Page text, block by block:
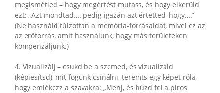
megismétled – hogy megértést mutass, és hogy elkerüld
ezt: „Azt mondtad…. pedig igazán azt értetted, hogy….”
(Ne használd túlzottan a memória-forrásaidat, mivel ez az
az erőforrás, amit használunk, hogy más területeken
kompenzáljunk.)
4. Vizualizálj – csukd be a szemed, és vizualizáld
(képiesítsd), mit fogunk csinálni, teremts egy képet róla,
hogy emlékezz a szavakra: „Menj, és húzd fel a piros